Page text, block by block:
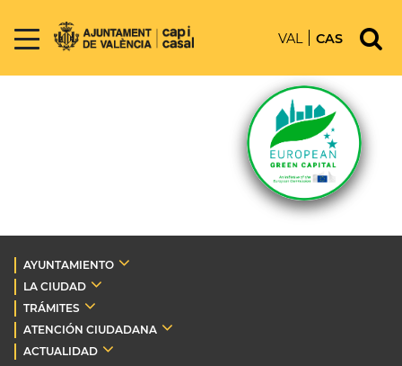
VAL CAS
AYUNTAMIENTO
LA CIUDAD
TRÁMITES
ATENCIÓN CIUDADANA
ACTUALIDAD